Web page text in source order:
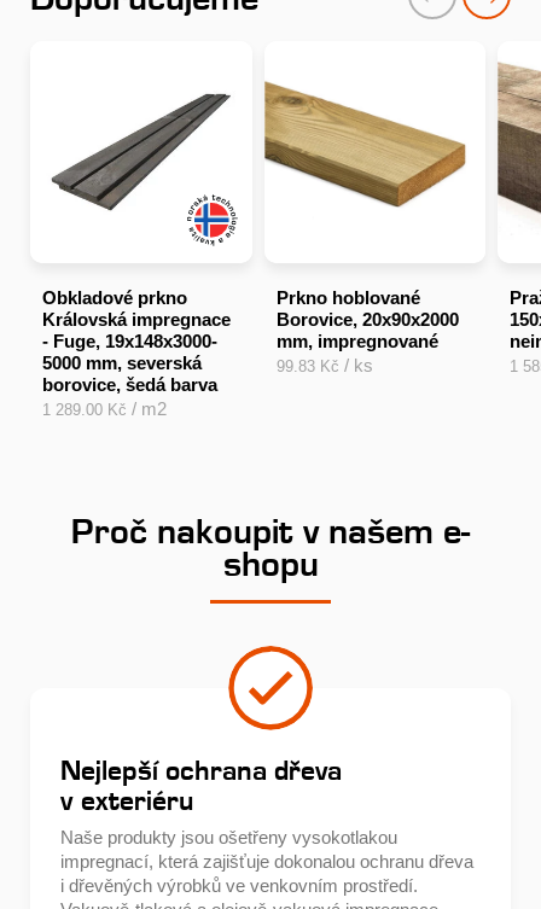
Obkladové prkno
Královská impregnace
- Fuge, 19x148x3000-
5000 mm, severská
borovice, šedá barva
1 289.00 Kč / m2
Prkno hoblované
Borovice, 20x90x2000
mm, impregnované
99.83 Kč / ks 1
Proč nakoupit v našem e-
shopu
Nejlepší ochrana dřeva
v exteriéru
Naše produkty jsou ošetřeny vysokotlakou
impregnací, která zajišťuje dokonalou ochranu dřeva
i dřevěných výrobků ve venkovním prostředí.